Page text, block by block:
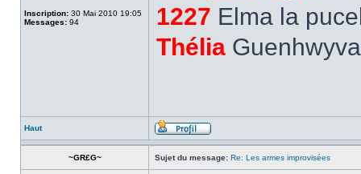
Inscription: 30 Mai 2010 19:05
Messages: 94
1227 Elma la
Thélia
Haut
~GR£G~ Sujet du message: Re: Les armes improvisées